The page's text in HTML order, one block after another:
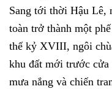
Sang tới thời Hậu Lê,
toàn trở thành một
thế kỷ XVIII, ngôi
khu đất mới trước
mưa nắng và chiến